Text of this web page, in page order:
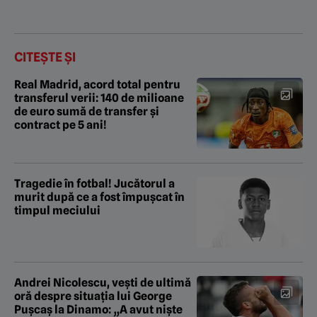
CITEȘTE ȘI
Real Madrid, acord total pentru
transferul verii: 140 de milioane
de euro sumă de transfer și
contract pe 5 ani!
Tragedie în fotbal! Jucătorul a
murit după ce a fost împușcat în
timpul meciului
Andrei Nicolescu, vești de ultimă
oră despre situația lui George
Pușcaș la Dinamo: „A avut niște